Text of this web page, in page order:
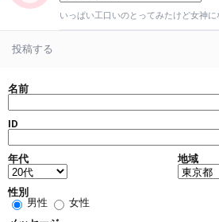
いっぱい工口いのとってみたけど女神
投稿する
名前
ID
年代 地域
性別
男性
女性